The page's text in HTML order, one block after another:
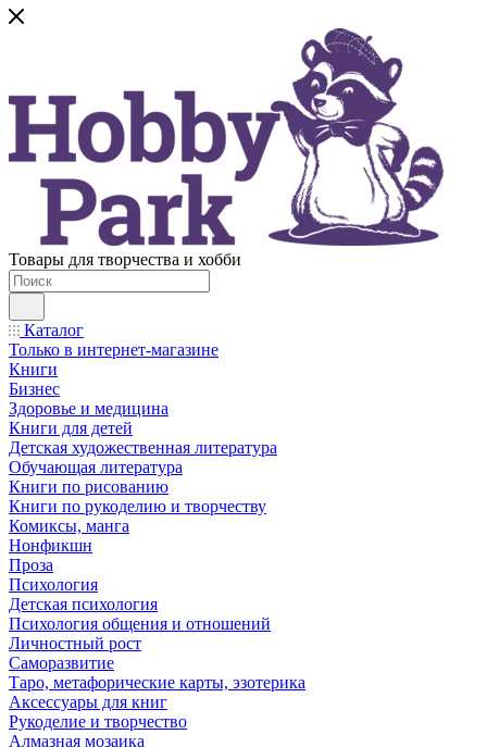
Товары для творчества и хобби
Каталог
Только в интернет-магазине
Книги
Бизнес
Здоровье и медицина
Книги для детей
Детская художественная литература
Обучающая литература
Книги по рисованию
Книги по рукоделию и творчеству
Комиксы, манга
Нонфикшн
Проза
Психология
Детская психология
Психология общения и отношений
Личностный рост
Саморазвитие
Таро, метафорические карты, эзотерика
Аксессуары для книг
Рукоделие и творчество
Алмазная мозаика